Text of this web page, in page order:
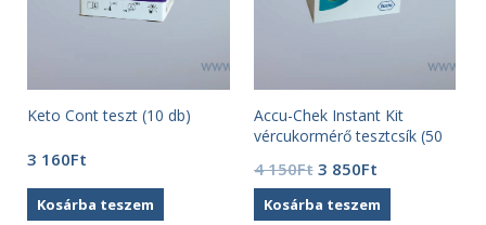
Keto Cont teszt (10 db)
3 160Ft
Kosárba teszem
Accu-Chek Instant Kit
vércukormérő tesztcsík (50
4 150Ft Original
price
was:
3 850FtCurrent
price
is:
Kosárba teszem